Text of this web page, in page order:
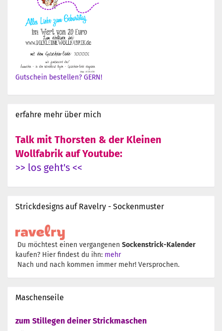
Gutschein bestellen? GERN!
erfahre mehr über mich
Talk mit Thorsten & der Kleinen
Wollfabrik auf Youtube:
>> los geht's <<
Strickdesigns auf Ravelry - Sockenmuster
Du möchtest einen vergangenen Sockenstrick-Kalender
kaufen? Hier findest du ihn: mehr
Nach und nach kommen immer mehr! Versprochen.
Maschenseile
zum Stillegen deiner Strickmaschen